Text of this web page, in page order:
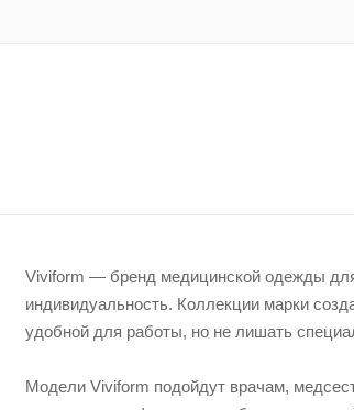
Viviform — бренд медицинской одежды
индивидуальность. Коллекции марки
удобной для работы, но не лишать
Модели Viviform подойдут врачам,